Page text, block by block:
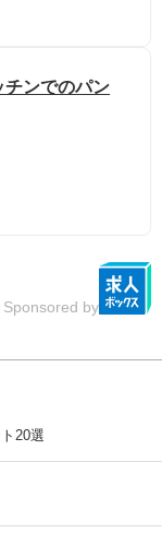
ンでのパン
Sponsored by
20選